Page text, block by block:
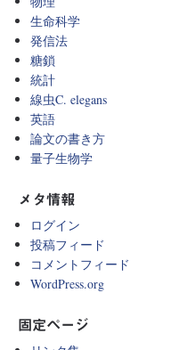
生命科学
発信法
糖鎖
統計
線虫C. elegans
英語
論文の書き方
量子生物学
メタ情報
ログイン
投稿フィード
コメントフィード
WordPress.org
固定ページ